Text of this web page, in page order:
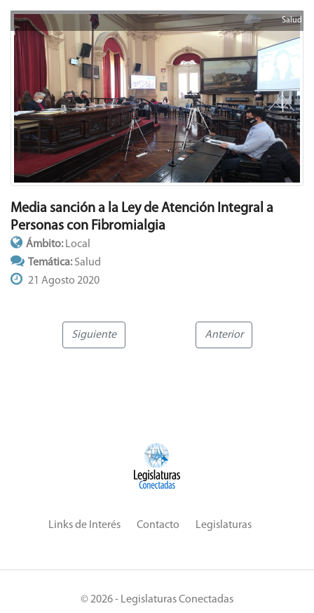
Salud
Media sanción a la Ley de Atención Integral a
Personas con Fibromialgia
Ámbito: Local
Temática:Salud
21 Agosto 2020
Siguiente Anterior
Links de Interés Contacto Legislaturas
© 2026 - Legislaturas Conectadas